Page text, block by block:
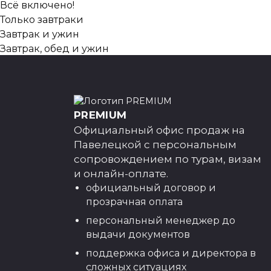
PREMIUM
Официальный офис продаж на
Павелецкой с персональным
сопровождением по турам, визам
и онлайн-оплате.
официальный договор и
прозрачная оплата
персональный менеджер до
выдачи документов
поддержка офиса и директора в
сложных ситуациях
Всё включено!
Только завтраки
Завтрак и ужин
Завтрак, обед и ужин
Оставьте свой номер WhatsApp, и наш менеджер
Написать в Telegram Написать в WhatsApp
ПОЛУЧИТЬ ПОДБОРКУ
Выражаю согласие на обработку персональных